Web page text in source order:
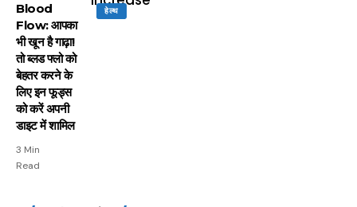
हेल्थ
Blood
Flow: आपका
भी खून है गाढ़ा!
तो ब्लड फ्लो को
बेहतर करने के
लिए इन फूड्स
को करें अपनी
डाइट में शामिल
3 Min
Read
15 नवंबर से लागू होंगे